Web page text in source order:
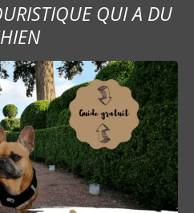
QUI A DU